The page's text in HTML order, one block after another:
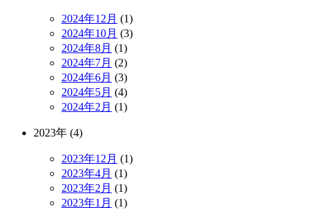
2024年12月 (1)
2024年10月 (3)
2024年8月 (1)
2024年7月 (2)
2024年6月 (3)
2024年5月 (4)
2024年2月 (1)
2023年 (4)
2023年12月 (1)
2023年4月 (1)
2023年2月 (1)
2023年1月 (1)